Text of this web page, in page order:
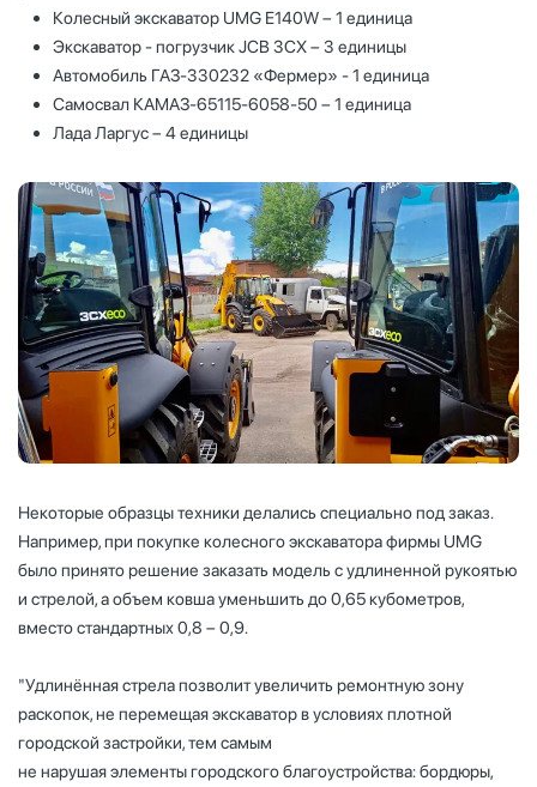
Колесный экскаватор UMG Е140W – 1 единица
Экскаватор - погрузчик JCB 3CX – 3 единицы
Автомобиль ГАЗ-330232 «Фермер» - 1 единица
Самосвал КАМАЗ-65115-6058-50 – 1 единица
Лада Ларгус – 4 единицы
Некоторые образцы техники делались специально под заказ.
Например, при покупке колесного экскаватора фирмы UMG
было принято решение заказать модель с удлиненной рукоятью
и стрелой, а объем ковша уменьшить до 0,65 кубометров,
вместо стандартных 0,8 – 0,9.
"Удлинённая стрела позволит увеличить ремонтную зону
раскопок, не перемещая экскаватор в условиях плотной
городской застройки, тем самым
не нарушая элементы городского благоустройства: бордюры,